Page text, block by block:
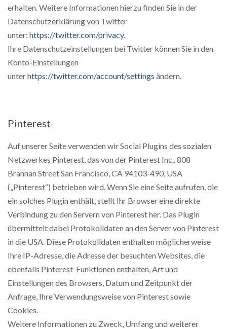
erhalten. Weitere Informationen hierzu finden Sie in der
Datenschutzerklärung von Twitter
unter: https://twitter.com/privacy.
Ihre Datenschutzeinstellungen bei Twitter können Sie in den
Konto-Einstellungen
unterhttps://twitter.com/account/settings ändern.
Pinterest
Auf unserer Seite verwenden wir Social Plugins des sozialen
Netzwerkes Pinterest, das von der Pinterest Inc., 808
Brannan Street San Francisco, CA 94103-490, USA
(„Pinterest“) betrieben wird. Wenn Sie eine Seite aufrufen, die
ein solches Plugin enthält, stellt Ihr Browser eine direkte
Verbindung zu den Servern von Pinterest her. Das Plugin
übermittelt dabei Protokolldaten an den Server von Pinterest
in die USA. Diese Protokolldaten enthalten möglicherweise
Ihre IP-Adresse, die Adresse der besuchten Websites, die
ebenfalls Pinterest-Funktionen enthalten, Art und
Einstellungen des Browsers, Datum und Zeitpunkt der
Anfrage, Ihre Verwendungsweise von Pinterest sowie
Cookies.
Weitere Informationen zu Zweck, Umfang und weiterer